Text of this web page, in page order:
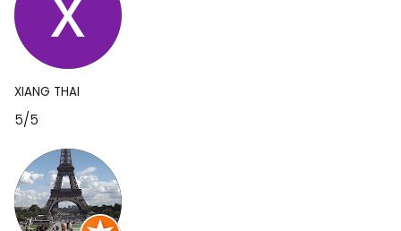
XIANG THAI
5/5